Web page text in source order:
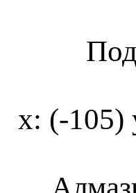
х: (-105)